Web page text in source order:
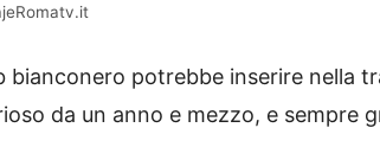
bianconero potrebbe inserire nella
da un anno e mezzo, e sempre